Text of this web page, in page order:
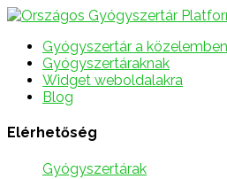
Gyógyszertár a közelemben
Gyógyszertáraknak
Widget weboldalakra
Blog
Elérhetőség
Gyógyszertárak